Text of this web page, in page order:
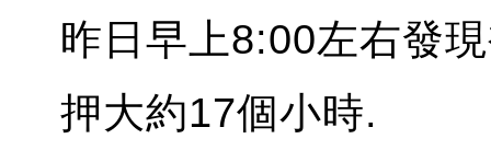
昨日早上8:00左右發
押大約17個小時.